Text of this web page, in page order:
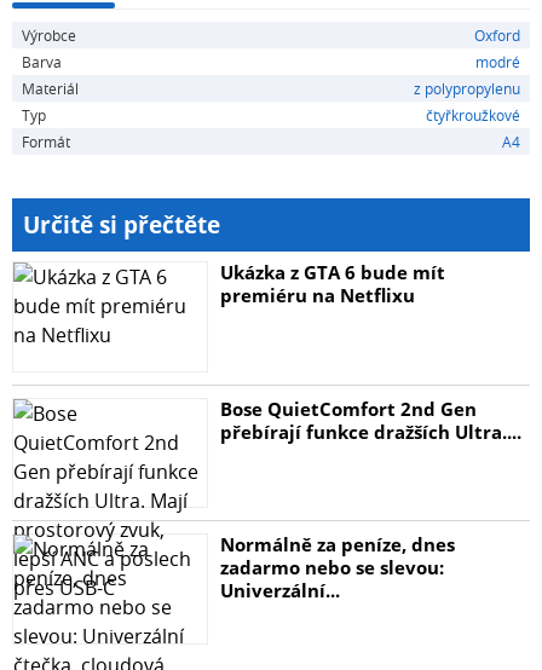
Výrobce
Oxford
Barva
modré
Materiál
z polypropylenu
Typ
čtyřkroužkové
Formát
A4
Určitě si přečtěte
Ukázka z GTA 6 bude mít
premiéru na Netflixu
Bose QuietComfort 2nd Gen
přebírají funkce dražších Ultra....
Normálně za peníze, dnes
zadarmo nebo se slevou:
Univerzální...